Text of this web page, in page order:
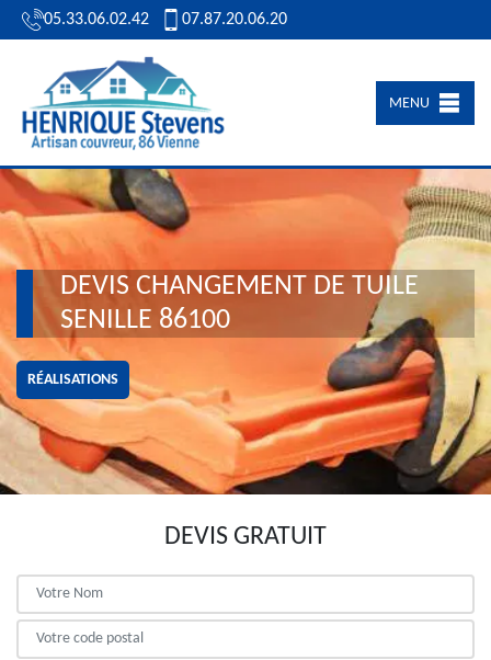
05.33.06.02.42 07.87.20.06.20
MENU
DEVIS CHANGEMENT DE TUILE
SENILLE 86100
RÉALISATIONS
DEVIS GRATUIT